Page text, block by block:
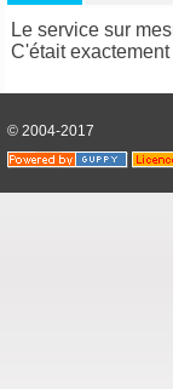
Le service sur
C'était
© 2004-2017